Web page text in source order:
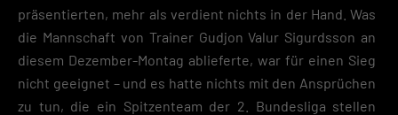
präsentierten, mehr als verdient nichts in der Hand. Was
die Mannschaft von Trainer Gudjon Valur Sigurdsson an
diesem Dezember-Montag ablieferte, war für einen Sieg
nicht geeignet – und es hatte nichts mit den Ansprüchen
zu tun, die ein Spitzenteam der 2. Bundesliga stellen